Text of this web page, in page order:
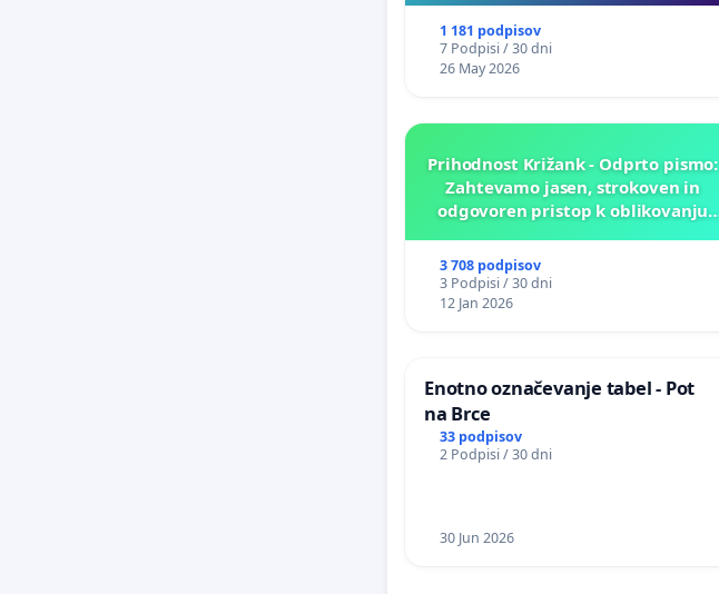
1 181 podpisov
7 Podpisi / 30 dni
26 May 2026
Prihodnost Križank - Odprto pismo:
Zahtevamo jasen, strokoven in
odgovoren pristop k oblikovanju
3 708 podpisov
3 Podpisi / 30 dni
12 Jan 2026
Enotno označevanje tabel - Pot
na Brce
33 podpisov
2 Podpisi / 30 dni
30 Jun 2026